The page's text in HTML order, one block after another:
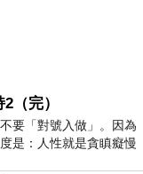
（完）
要「對號入做」。因為
是：人性就是貪瞋癡慢